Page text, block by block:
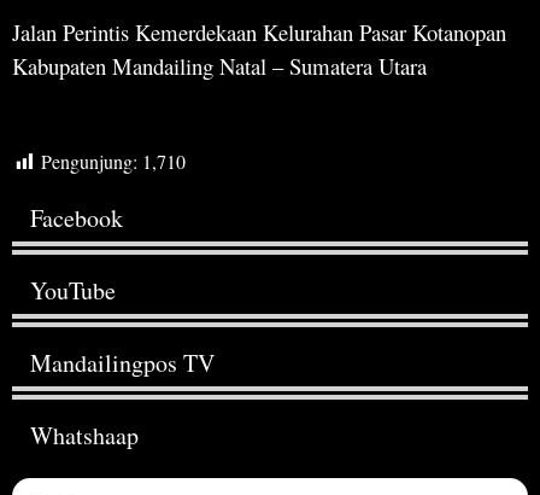
Jalan Perintis Kemerdekaan Kelurahan Pasar Kotanopan
Kabupaten Mandailing Natal – Sumatera Utara
Pengunjung: 1,710
Facebook
YouTube
Mandailingpos TV
Whatshaap